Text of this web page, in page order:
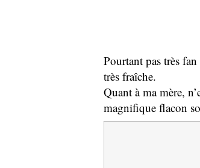
Pourtant pas très fan
très fraîche.
Quant à ma mère,
magnifique flacon